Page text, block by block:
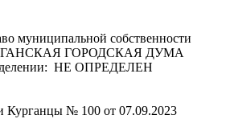
муниципальной собственности
ГОРОДСКАЯ ДУМА
НЕ ОПРЕДЕЛЕН
Курганцы № 100 от 07.09.2023